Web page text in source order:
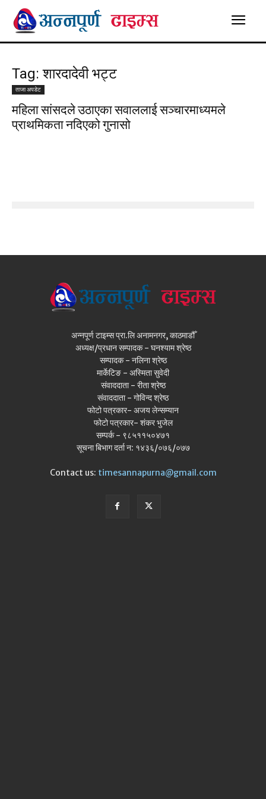
Tag: शारदादेवी भट्ट
ताजा अपडेट
महिला सांसदले उठाएका सवाललाई सञ्चारमाध्यमले
प्राथमिकता नदिएको गुनासो
अन्नपूर्ण टाइम्स प्रा.लि अनामनगर, काठमाडौँ
अध्यक्ष/प्रधान सम्पादक - घनश्याम श्रेष्ठ
सम्पादक - नलिना श्रेष्ठ
मार्केटिङ - अस्मिता सुवेदी
संवाददाता - रीता श्रेष्ठ
संवाददाता - गोविन्द श्रेष्ठ
फोटो पत्रकार- अजय लेन्सम्यान
फोटो पत्रकार- शंकर भुजेल
सम्पर्क - ९८५११५०४७१
सूचना बिभाग दर्ता न: १४३६/०७६/०७७
Contact us: timesannapurna@gmail.com